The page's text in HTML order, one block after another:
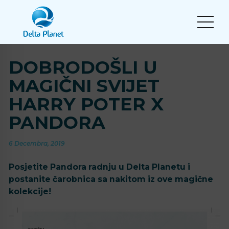
DOBRODOŠLI U
MAGIČNI SVIJET
HARRY POTER X
PANDORA
6 Decembra, 2019
Posjetite Pandora radnju u Delta Planetu i
postanite čarobnica sa nakitom iz ove magične
kolekcije!